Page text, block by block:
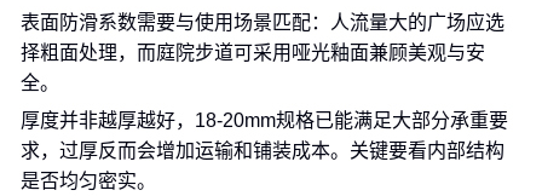
表面防滑系数需要与使用场景匹配：人流量大的广场应选
择粗面处理，而庭院步道可采用哑光釉面兼顾美观与安
全。
厚度并非越厚越好，18-20mm规格已能满足大部分承重要
求，过厚反而会增加运输和铺装成本。关键要看内部结构
是否均匀密实。